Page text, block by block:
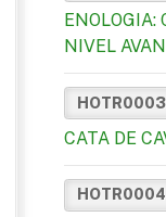
ENOLOGIA:
NIVEL
CATA DE